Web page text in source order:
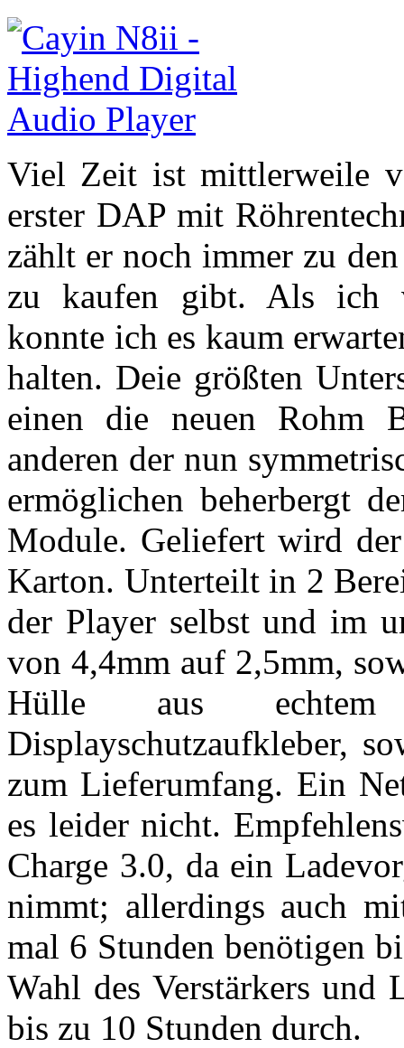
Viel Zeit ist mittlerweile
erster DAP mit
zählt er noch immer zu
zu kaufen gibt. Als ich
konnte ich es kaum
halten. Deie größten
einen die neuen Rohm
anderen der nun
ermöglichen beherbergt
Module. Geliefert wird
Karton. Unterteilt in 2
der Player selbst und im
von 4,4mm auf 2,5mm,
Hülle aus
Displayschutzaufkleber,
zum Lieferumfang. Ein
es leider nicht.
Charge 3.0, da ein
nimmt; allerdings auch
mal 6 Stunden benötigen
Wahl des Verstärkers und
bis zu 10 Stunden durch.